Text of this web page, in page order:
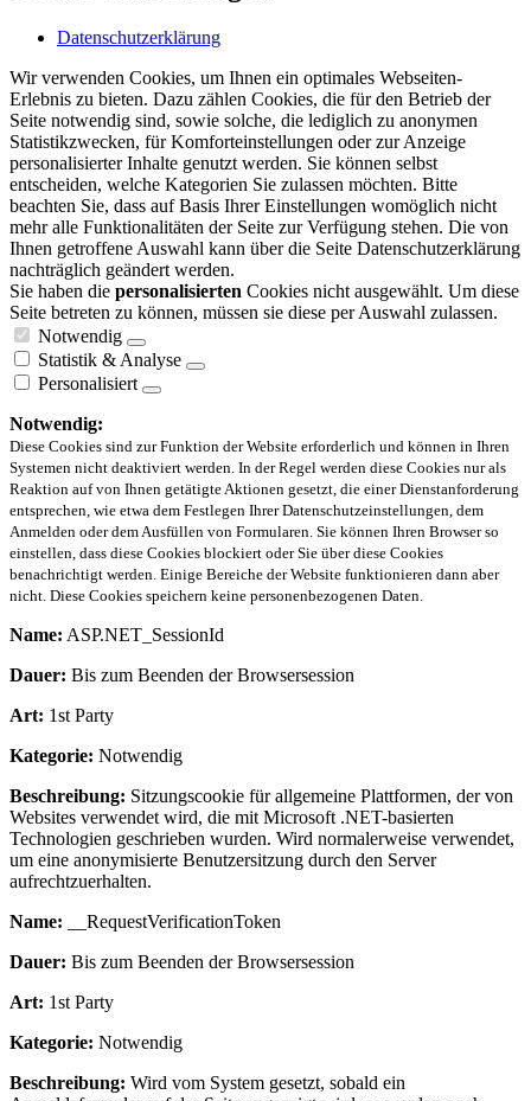
Datenschutzerklärung
Wir verwenden Cookies, um Ihnen ein optimales Webseiten-
Erlebnis zu bieten. Dazu zählen Cookies, die für den Betrieb der
Seite notwendig sind, sowie solche, die lediglich zu anonymen
Statistikzwecken, für Komforteinstellungen oder zur Anzeige
personalisierter Inhalte genutzt werden. Sie können selbst
entscheiden, welche Kategorien Sie zulassen möchten. Bitte
beachten Sie, dass auf Basis Ihrer Einstellungen womöglich nicht
mehr alle Funktionalitäten der Seite zur Verfügung stehen. Die von
Ihnen getroffene Auswahl kann über die Seite Datenschutzerklärung
nachträglich geändert werden.
Sie haben die personalisierten Cookies nicht ausgewählt. Um diese
Seite betreten zu können, müssen sie diese per Auswahl zulassen.
Notwendig
Statistik & Analyse
Personalisiert
Notwendig:
Diese Cookies sind zur Funktion der Website erforderlich und können in Ihren
Systemen nicht deaktiviert werden. In der Regel werden diese Cookies nur als
Reaktion auf von Ihnen getätigte Aktionen gesetzt, die einer Dienstanforderung
entsprechen, wie etwa dem Festlegen Ihrer Datenschutzeinstellungen, dem
Anmelden oder dem Ausfüllen von Formularen. Sie können Ihren Browser so
einstellen, dass diese Cookies blockiert oder Sie über diese Cookies
benachrichtigt werden. Einige Bereiche der Website funktionieren dann aber
nicht. Diese Cookies speichern keine personenbezogenen Daten.
Name: ASP.NET_SessionId
Dauer: Bis zum Beenden der Browsersession
Art: 1st Party
Kategorie: Notwendig
Beschreibung: Sitzungscookie für allgemeine Plattformen, der von
Websites verwendet wird, die mit Microsoft .NET-basierten
Technologien geschrieben wurden. Wird normalerweise verwendet,
um eine anonymisierte Benutzersitzung durch den Server
aufrechtzuerhalten.
Name: __RequestVerificationToken
Dauer: Bis zum Beenden der Browsersession
Art: 1st Party
Kategorie: Notwendig
Beschreibung: Wird vom System gesetzt, sobald ein